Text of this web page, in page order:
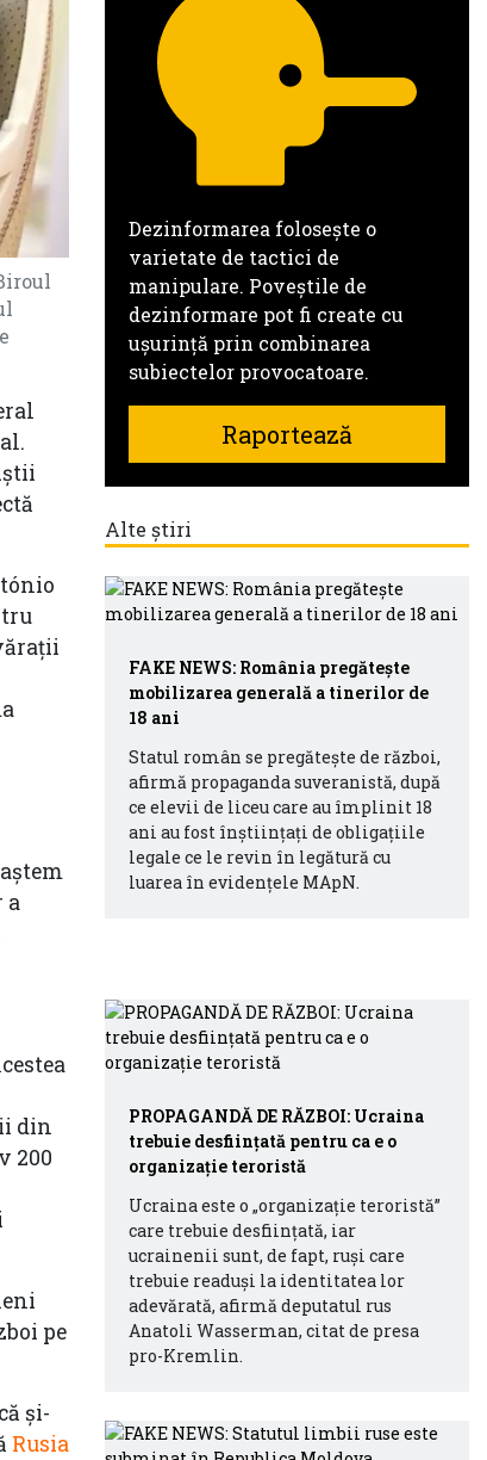
a
din
200
pe
și-
Rusia
Dezinformarea folosește o
varietate de tactici de
manipulare. Poveștile de
dezinformare pot fi create cu
ușurință prin combinarea
subiectelor provocatoare.
Raportează
Alte știri
FAKE NEWS: România pregăteşte
mobilizarea generală a tinerilor de
18 ani
Statul român se pregăteşte de război,
afirmă propaganda suveranistă, după
ce elevii de liceu care au împlinit 18
ani au fost înştiinţaţi de obligaţiile
legale ce le revin în legătură cu
luarea în evidenţele MApN.
PROPAGANDĂ DE RĂZBOI: Ucraina
trebuie desființată pentru ca e o
organizație teroristă
Ucraina este o „organizație teroristă”
care trebuie desființată, iar
ucrainenii sunt, de fapt, ruși care
trebuie readuși la identitatea lor
adevărată, afirmă deputatul rus
Anatoli Wasserman, citat de presa
pro-Kremlin.